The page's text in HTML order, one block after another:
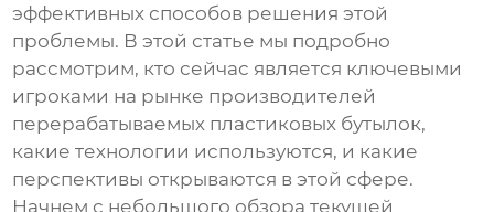
эффективных способов решения этой
проблемы. В этой статье мы подробно
рассмотрим, кто сейчас является ключевыми
игроками на рынке производителей
перерабатываемых пластиковых бутылок,
какие технологии используются, и какие
перспективы открываются в этой сфере.
Начнем с небольшого обзора текущей